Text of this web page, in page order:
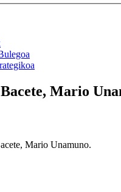
Mario
Mario Unamuno.